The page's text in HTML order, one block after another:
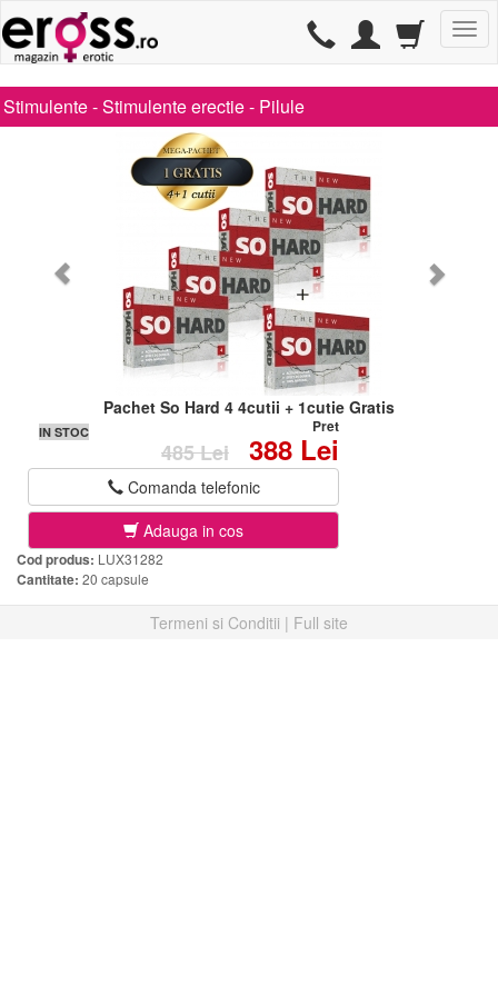
TG
Stimulente -Stimulente erectie- Pilule
Pachet So Hard 4 4cutii + 1cutie Gratis
IN STOC Pret
485 Lei 388 Lei
Comanda telefonic
Adauga in cos
Cod produs: LUX31282
Cantitate: 20 capsule
Termeni si Conditii | Full site